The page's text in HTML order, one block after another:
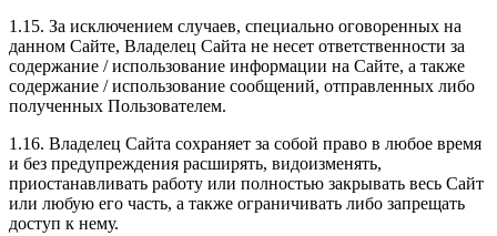
1.15. За исключением случаев, специально оговоренных на
данном Сайте, Владелец Сайта не несет ответственности за
содержание / использование информации на Сайте, а также
содержание / использование сообщений, отправленных либо
полученных Пользователем.
1.16. Владелец Сайта сохраняет за собой право в любое время
и без предупреждения расширять, видоизменять,
приостанавливать работу или полностью закрывать весь Сайт
или любую его часть, а также ограничивать либо запрещать
доступ к нему.